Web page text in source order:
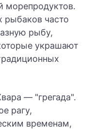
морепродуктов.
рыбаков часто
рыбу,
украшают
— "грегада".
рагу,
временам,